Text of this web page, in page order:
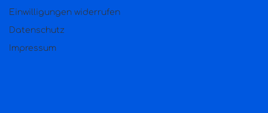
Einwilligungen widerrufen
Datenschutz
Impressum